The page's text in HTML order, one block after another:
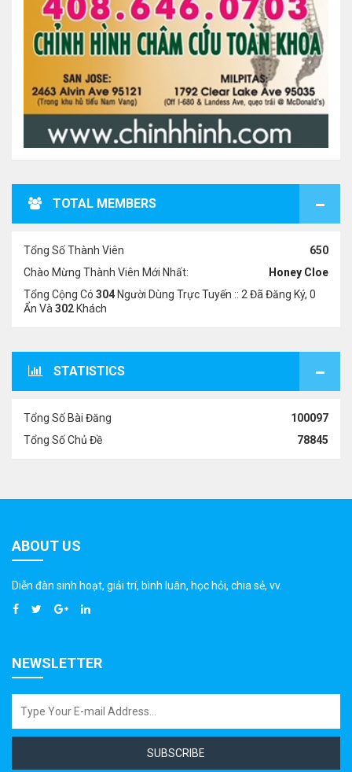
TOTAL MEMBERS
Tổng Số Thành Viên
650
Chào Mừng Thành Viên Mới Nhất:
Honey Cloe
Tổng Cộng Có 304 Người Dùng Trực Tuyến :: 2 Đã Đăng Ký, 0
Ẩn Và 302 Khách
STATISTICS
Tổng Số Bài Đăng
100097
Tổng Số Chủ Đề
78845
ABOUT US
Diễn đàn sinh hoạt, giải trí, bình luân, học hỏi, chia sẻ, vv.
NEWSLETTER
SUBSCRIBE